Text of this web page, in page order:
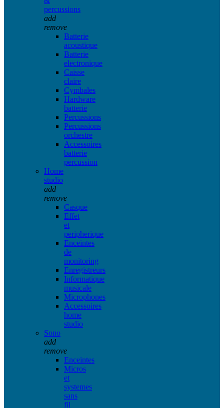
percussions
add
remove
Batterie
acoustique
Batterie
electronique
Caisse
claire
Cymbales
Hardware
batterie
Percussions
Percussions
orchestre
Accessoires
batterie
percussion
Home
studio
add
remove
Casque
Effet
et
peripherique
Enceintes
de
monitoring
Enregistreurs
Informatique
musicale
Microphones
Accessoires
home
studio
Sono
add
remove
Enceintes
Micros
et
systemes
sans
fil